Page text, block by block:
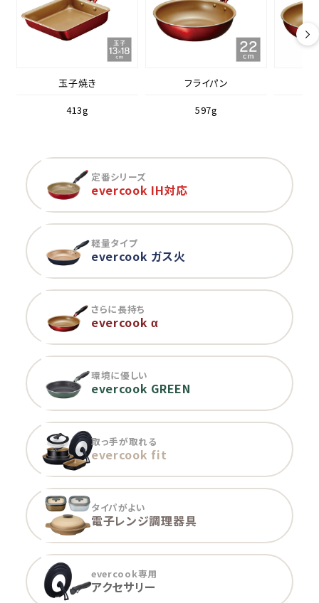
玉子焼き
413g
フライパン
597g
定番シリーズ
evercook IH対応
軽量タイプ
evercook ガス火
さらに長持ち
evercook α
環境に優しい
evercook GREEN
取っ手が取れる
evercook fit
タイパがよい
電子レンジ調理器具
evercook専用
アクセサリー